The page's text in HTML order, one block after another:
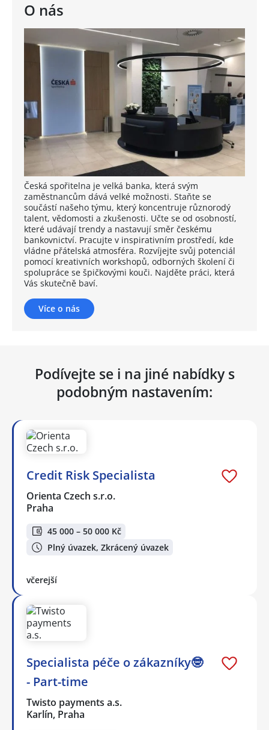
O nás
Česká spořitelna je velká banka, která svým
zaměstnancům dává velké možnosti. Staňte se
součástí našeho týmu, který koncentruje různorodý
talent, vědomosti a zkušenosti. Učte se od osobností,
které udávají trendy a nastavují směr českému
bankovnictví. Pracujte v inspirativním prostředí, kde
vládne přátelská atmosféra. Rozvíjejte svůj potenciál
pomocí kreativních workshopů, odborných školení či
spolupráce se špičkovými kouči. Najděte práci, která
Vás skutečně baví.
Více o nás
Podívejte se i na jiné nabídky s
podobným nastavením:
Credit Risk Specialista
Orienta Czech s.r.o.
Praha
45 000 – 50 000 Kč
Plný úvazek, Zkrácený úvazek
včerejší
Specialista péče o zákazníky🤓
- Part-time
Twisto payments a.s.
Karlín, Praha